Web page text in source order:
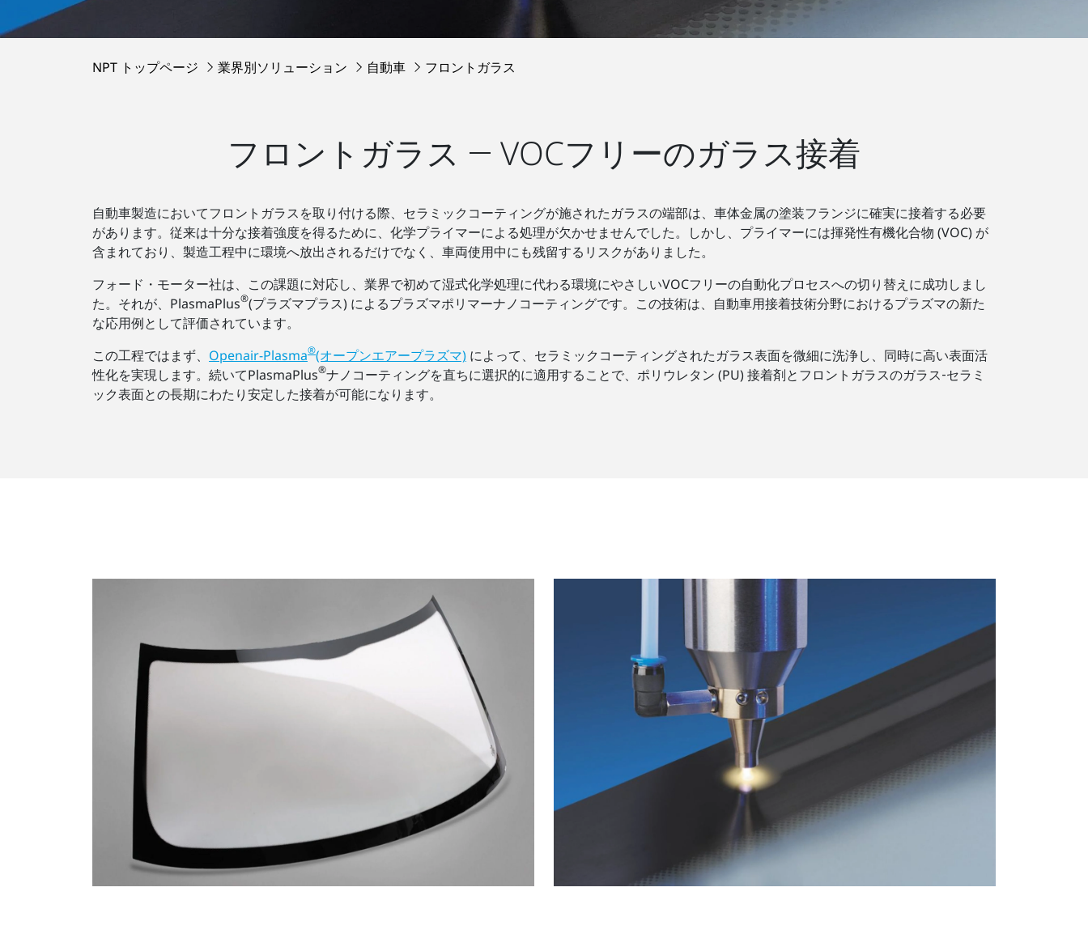
NPT トップページ 業界別ソリューション 自動車 フロントガラス
フロントガラス ― VOCフリーのガラス接着
自動車製造においてフロントガラスを取り付ける際、セラミックコーティングが施されたガラスの端部は、車体金属の塗装フランジに確実に接着する必要
があります。従来は十分な接着強度を得るために、化学プライマーによる処理が欠かせませんでした。しかし、プライマーには揮発性有機化合物 (VOC) が
含まれており、製造工程中に環境へ放出されるだけでなく、車両使用中にも残留するリスクがありました。
フォード・モーター社は、この課題に対応し、業界で初めて湿式化学処理に代わる環境にやさしいVOCフリーの自動化プロセスへの切り替えに成功しまし
た。それが、PlasmaPlus®(プラズマプラス) によるプラズマポリマーナノコーティングです。この技術は、自動車用接着技術分野におけるプラズマの新た
な応用例として評価されています。
この工程ではまず、 Openair-Plasma®(オープンエアープラズマ) によって、セラミックコーティングされたガラス表面を微細に洗浄し、同時に高い表面活
性化を実現します。続いてPlasmaPlus®ナノコーティングを直ちに選択的に適用することで、ポリウレタン (PU) 接着剤とフロントガラスのガラス‐セラミ
ック表面との長期にわたり安定した接着が可能になります。